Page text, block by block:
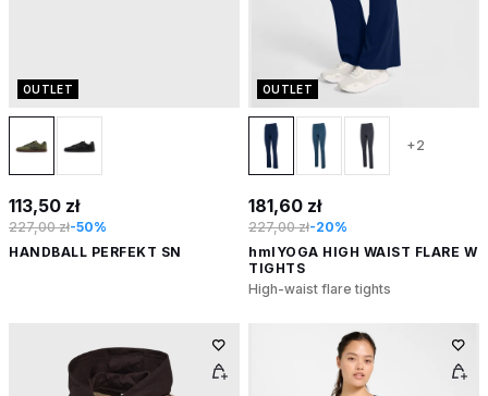
OUTLET
113,50 zł
227,00 zł-50%
HANDBALL PERFEKT SN
OUTLET
+2
181,60 zł
227,00 zł-20%
hmlYOGA HIGH WAIST FLARE W
TIGHTS
High-waist flare tights